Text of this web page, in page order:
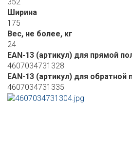
Ширина
175
Вес, не более, кг
24
EAN-13 (артикул) для прямой
4607034731328
EAN-13 (артикул) для обратной
4607034731335